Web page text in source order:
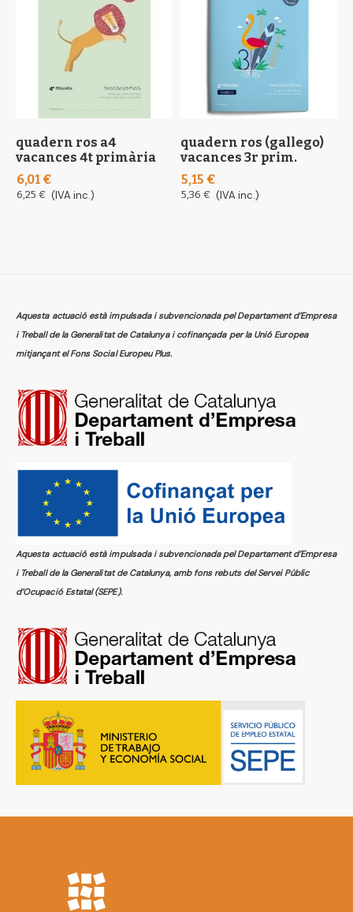
quadern ros a4
vacances 4t primària
6,01 €
6,25 € (IVA inc.)
quadern ros (gallego)
vacances 3r prim.
5,15 €
5,36 € (IVA inc.)
Aquesta actuació està impulsada i subvencionada pel Departament d’Empresa
i Treball de la Generalitat de Catalunya i cofinançada per la Unió Europea
mitjançant el Fons Social Europeu Plus.
Aquesta actuació està impulsada i subvencionada pel Departament d’Empresa
i Treball de la Generalitat de Catalunya, amb fons rebuts del Servei Públic
d’Ocupació Estatal (SEPE).